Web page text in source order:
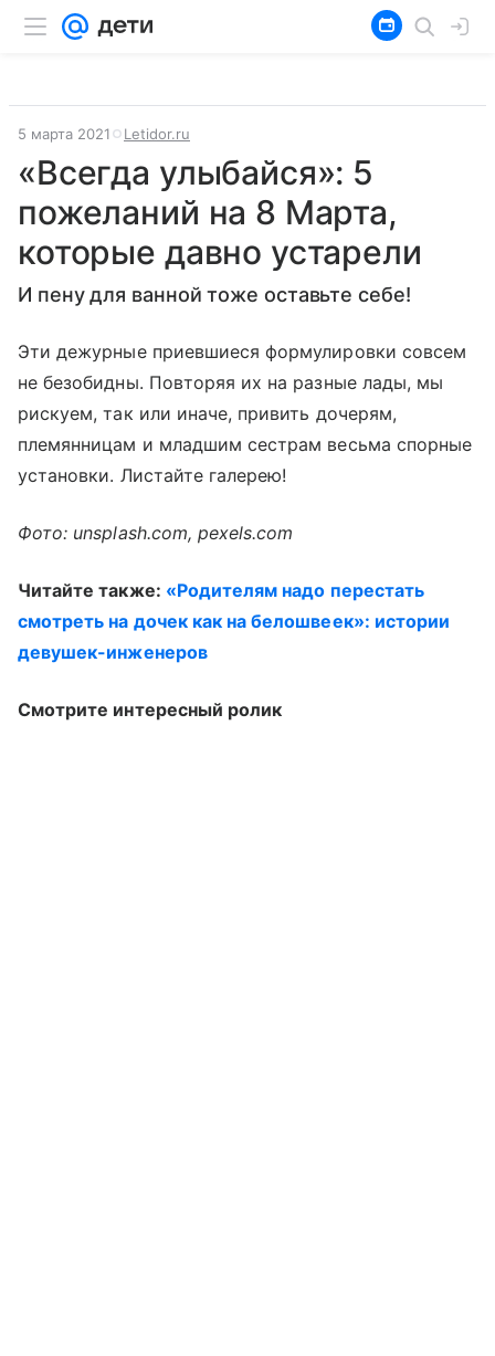
5 марта 2021 Letidor.ru
«Всегда улыбайся»: 5
пожеланий на 8 Марта,
которые давно устарели
И пену для ванной тоже оставьте себе!
Эти дежурные приевшиеся формулировки совсем
не безобидны. Повторяя их на разные лады, мы
рискуем, так или иначе, привить дочерям,
племянницам и младшим сестрам весьма спорные
установки. Листайте галерею!
Фото: unsplash.com, pexels.com
Читайте также: «Родителям надо перестать
смотреть на дочек как на белошвеек»: истории
девушек-инженеров
Смотрите интересный ролик